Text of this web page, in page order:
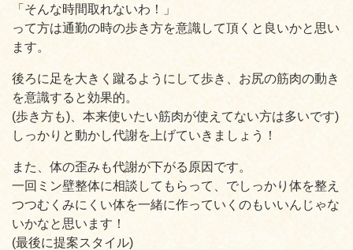
「そんな時間取れないわ！」
って方は通勤の時の歩き方を意識して頂くと良いかと思い
ます。
後ろに足を大きく蹴るようにして歩き、お尻の筋肉の動き
を意識すると効果的。
(歩き方も)、本来使いたい筋肉が使えてない方は多いです)
しっかりと動かし代謝を上げていきましょう！
また、体の歪みも代謝が下がる原因です。
一回ミン壁整体に相談してもらって、でしっかり体を整え
つつむくみにくい体を一緒に作っていくのもいいんじゃな
いかなと思います！
(最後に提案スタイル)